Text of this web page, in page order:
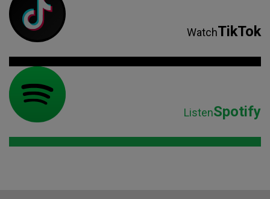
WatchTikTok
ListenSpotify